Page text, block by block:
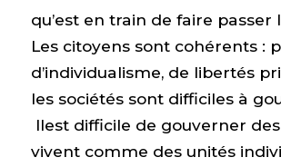
qu’est en train de faire passer
Les citoyens sont cohérents :
d’individualisme, de libertés
les sociétés sont difficiles à
Ilest difficile de gouverner
vivent comme des unités